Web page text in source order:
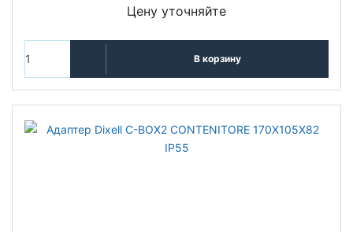
Цену уточняйте
В корзину